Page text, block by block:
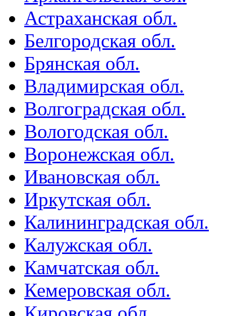
Астраханская обл.
Белгородская обл.
Брянская обл.
Владимирская обл.
Волгоградская обл.
Вологодская обл.
Воронежская обл.
Ивановская обл.
Иркутская обл.
Калининградская обл.
Калужская обл.
Камчатская обл.
Кемеровская обл.